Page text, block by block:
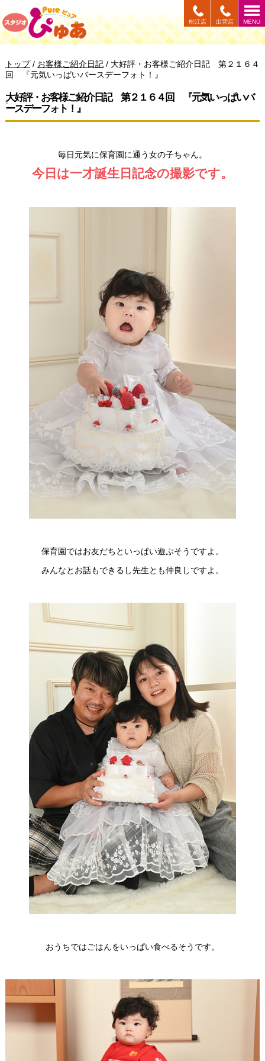
このページの本文へ
MENU
出雲店
松江店
現
在
位
置：
トップ/ お客様ご紹介日記/ 大好評・お客様ご紹介日記 第２１６４
回 『元気いっぱいバースデーフォト！』
大好評・お客様ご紹介日記 第２１６４回 『元気いっぱいバ
ースデーフォト！』
毎日元気に保育園に通う女の子ちゃん。
今日は一才誕生日記念の撮影です。
保育園ではお友だちといっぱい遊ぶそうですよ。
みんなとお話もできるし先生とも仲良しですよ。
おうちではごはんをいっぱい食べるそうです。